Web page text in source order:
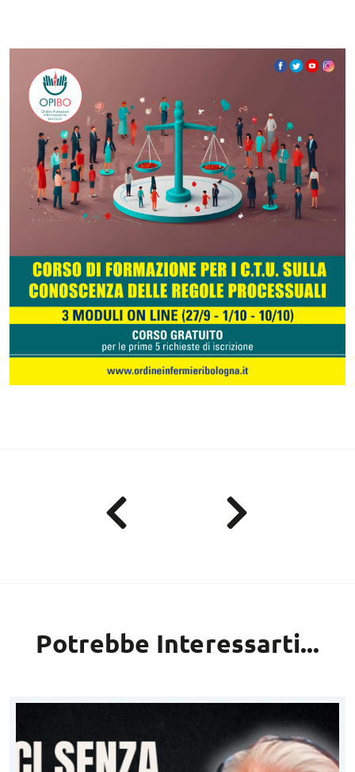
Potrebbe Interessarti...